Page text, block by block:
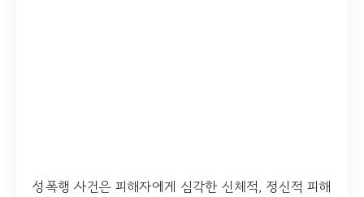
성폭행 사건은 피해자에게 심각한 신체적, 정신적 피해